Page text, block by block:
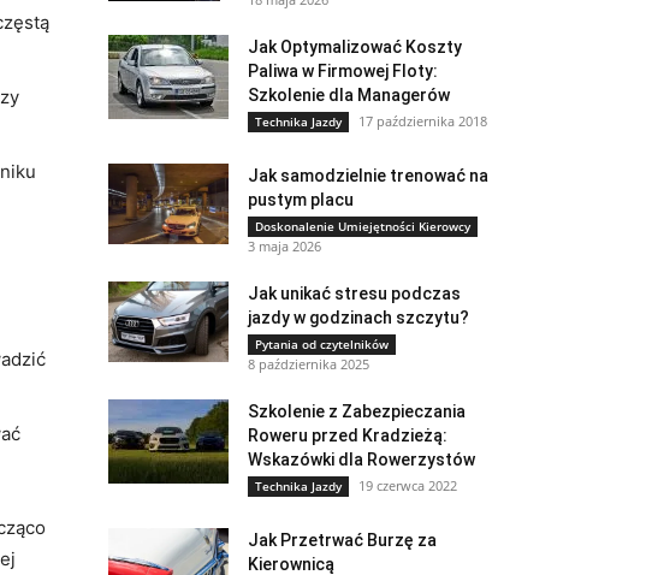
Jak Optymalizować Koszty
Paliwa w Firmowej Floty:
Szkolenie dla Managerów
Technika Jazdy 17 października 2018
Jak samodzielnie trenować na
pustym placu
Doskonalenie Umiejętności Kierowcy
3 maja 2026
Jak unikać stresu podczas
jazdy w godzinach szczytu?
Pytania od czytelników
8 października 2025
Szkolenie z Zabezpieczania
Roweru przed Kradzieżą:
Wskazówki dla Rowerzystów
Technika Jazdy 19 czerwca 2022
Jak Przetrwać Burzę za
Kierownicą